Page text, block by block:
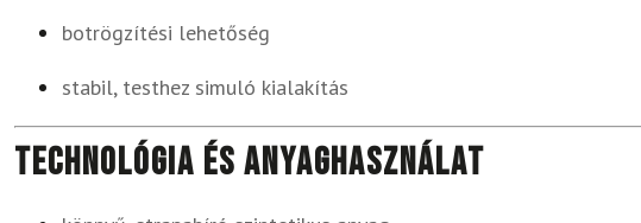
botrögzítési lehetőség
stabil, testhez simuló kialakítás
Technológia és anyaghasználat